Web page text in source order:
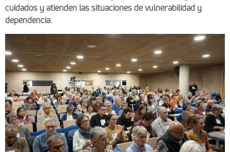
cuidados y atienden las situaciones de vulnerabilidad y
dependencia.